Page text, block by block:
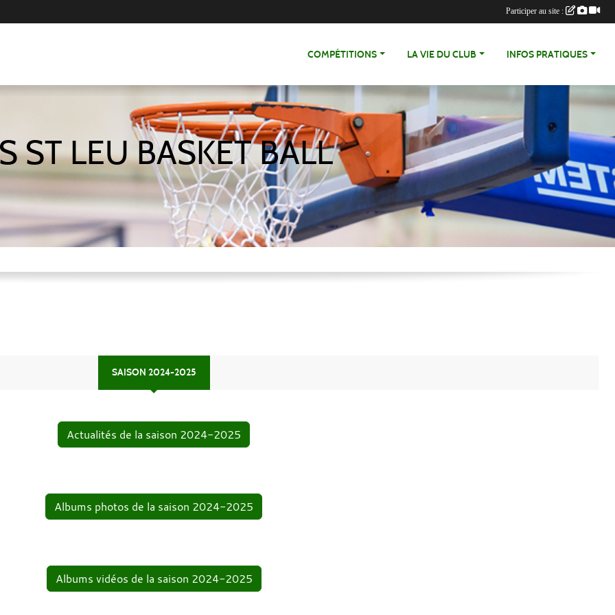
COMPÉTITIONS LA VIE DU CLUB INFOS PRATIQUES
ST LEU BASKET BALL
SAISON 2024-2025
Actualités de la saison 2024-2025
Albums photos de la saison 2024-2025
Albums vidéos de la saison 2024-2025
Participer au site :